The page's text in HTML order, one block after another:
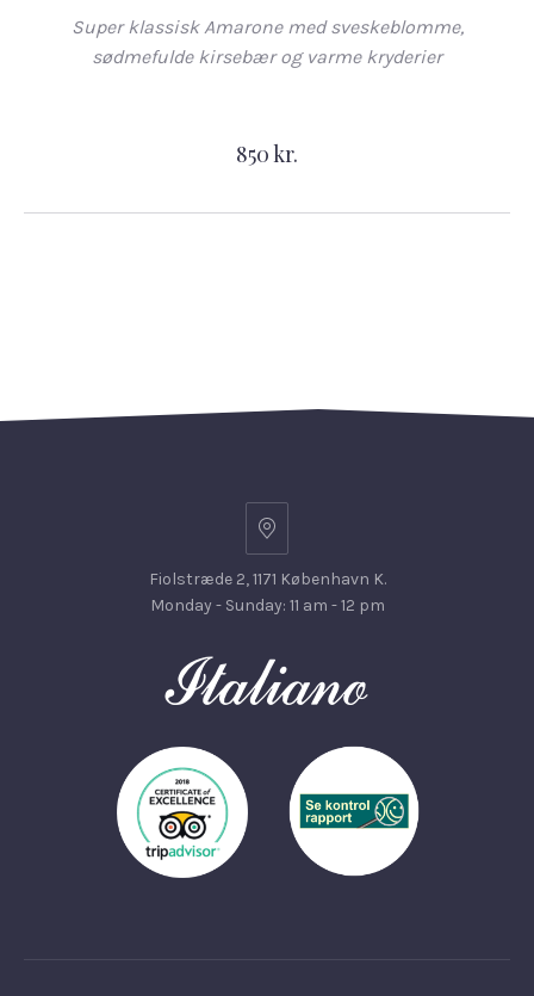
Super klassisk Amarone med sveskeblomme,
sødmefulde kirsebær og varme kryderier
850 kr.
Fiolstræde 2, 1171 København K.
Monday - Sunday: 11 am - 12 pm